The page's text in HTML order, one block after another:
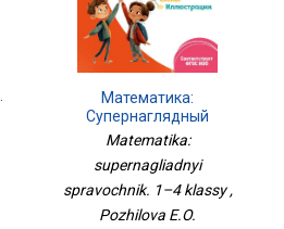
Математика:
Супернаглядный
Справочник. 1–4 Классы
Matematika:
supernagliadnyi
spravochnik. 1–4 klassy ,
Pozhilova E.O.